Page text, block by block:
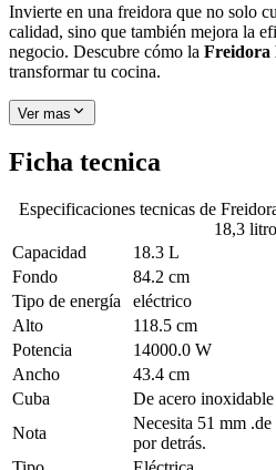
Invierte en una freidora que no solo
calidad, sino que también mejora la
negocio. Descubre cómo la Freidora
transformar tu cocina.
Ver mas
Ficha tecnica
Especificaciones tecnicas de
18,3
Capacidad
18.3 L
Fondo
84.2 cm
Tipo de energía
eléctrico
Alto
118.5 cm
Potencia
14000.0 W
Ancho
43.4 cm
Cuba
De acero inoxidable
Nota
Necesita 51 mm
por detrás.